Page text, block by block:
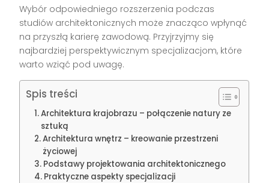
Wybór odpowiedniego rozszerzenia podczas
studiów architektonicznych może znacząco wpłynąć
na przyszłą karierę zawodową. Przyjrzyjmy się
najbardziej perspektywicznym specjalizacjom, które
warto wziąć pod uwagę.
Spis treści
Architektura krajobrazu – połączenie natury ze
sztuką
Architektura wnętrz – kreowanie przestrzeni
życiowej
Podstawy projektowania architektonicznego
Praktyczne aspekty specjalizacji